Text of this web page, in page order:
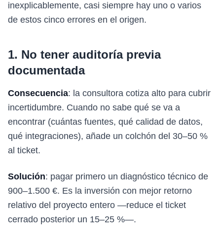
inexplicablemente, casi siempre hay uno o varios
de estos cinco errores en el origen.
1. No tener auditoría previa
documentada
Consecuencia: la consultora cotiza alto para cubrir
incertidumbre. Cuando no sabe qué se va a
encontrar (cuántas fuentes, qué calidad de datos,
qué integraciones), añade un colchón del 30–50 %
al ticket.
Solución: pagar primero un diagnóstico técnico de
900–1.500 €. Es la inversión con mejor retorno
relativo del proyecto entero —reduce el ticket
cerrado posterior un 15–25 %—.